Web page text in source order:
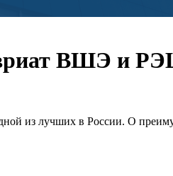
ВШЭ и
из лучших в России. О